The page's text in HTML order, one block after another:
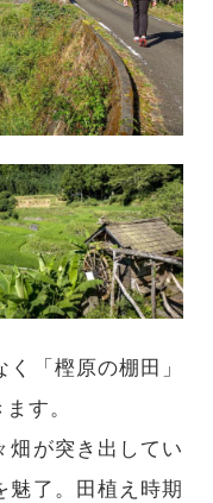
「樫原の棚田」
す。
畑が突き出してい
魅了。田植え時期